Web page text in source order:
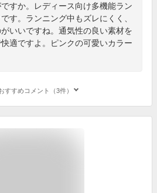
すか。レディース向け多機能ラン
す。ランニング中もズレにくく、
いいですね。通気性の良い素材を
適ですよ。ピンクの可愛いカラー
すすめコメント（3件）